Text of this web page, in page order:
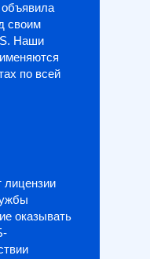
своим
Наши
по всей
лицензии
оказывать